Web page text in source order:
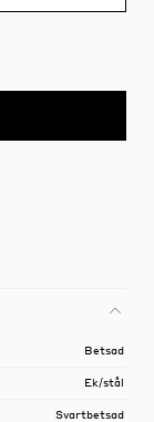
Betsad
Ek/stål
Svartbetsad